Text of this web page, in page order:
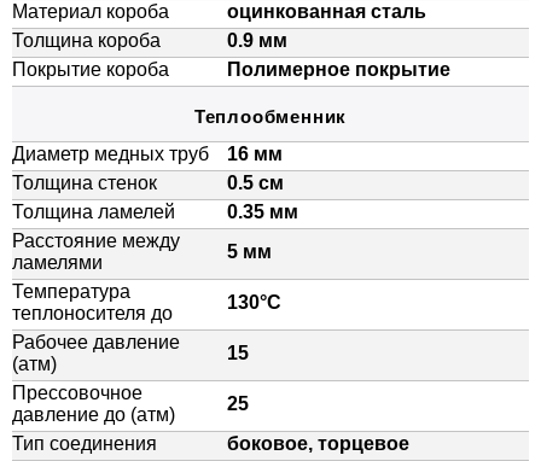
Материал короба
оцинкованная сталь
Толщина короба
0.9 мм
Покрытие короба
Полимерное покрытие
Теплообменник
Диаметр медных труб
16 мм
Толщина стенок
0.5 см
Толщина ламелей
0.35 мм
Расстояние между
ламелями
5 мм
Температура
теплоносителя до
130°C
Рабочее давление
(атм)
15
Прессовочное
давление до (атм)
25
Тип соединения
боковое, торцевое